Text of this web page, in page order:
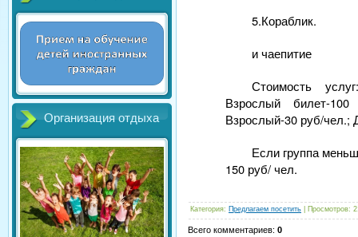
Организация отдыха
5.Кораблик.
и чаепитие
Стоимость
Взрослый билет-
Взрослый-30 руб/чел.;
Если группа
150 руб/ чел.
Категория: Предлагаем посетить Просмотров:
Всего комментариев: 0